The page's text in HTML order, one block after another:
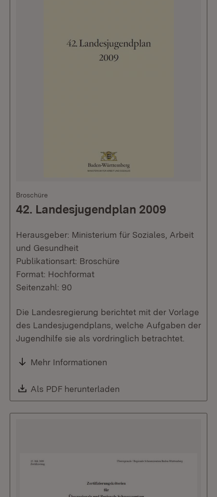
Broschüre
42. Landesjugendplan 2009
Herausgeber: Ministerium für Soziales, Arbeit
und Gesundheit
Publikationsart: Broschüre
Format: Hochformat
Seitenzahl: 90
Die Landesregierung berichtet mit der Vorlage
des Landesjugendplans, welche Aufgaben der
Jugendhilfe sie als vordringlich betrachtet.
Mehr Informationen
Download:
Als PDF herunterladen